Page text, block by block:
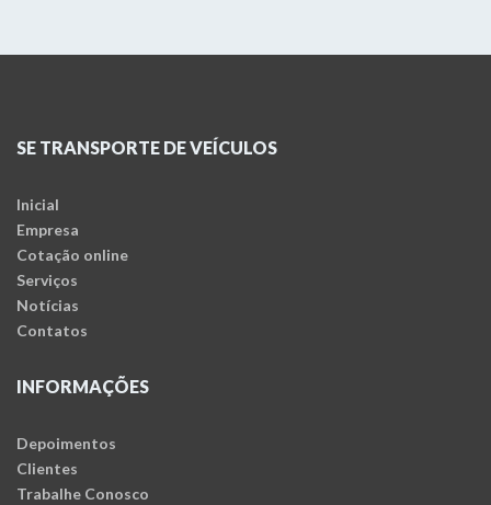
SE TRANSPORTE DE VEÍCULOS
Inicial
Empresa
Cotação online
Serviços
Notícias
Contatos
INFORMAÇÕES
Depoimentos
Clientes
Trabalhe Conosco